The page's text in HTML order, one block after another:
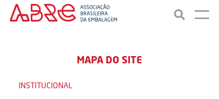
MAPA DO SITE
INSTITUCIONAL